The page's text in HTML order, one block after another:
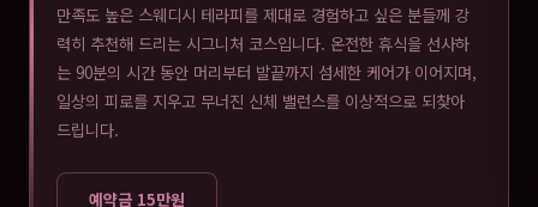
만족도 높은 스웨디시 테라피를 제대로 경험하고 싶은 분들께 강
력히 추천해 드리는 시그니처 코스입니다. 온전한 휴식을 선사하
는 90분의 시간 동안 머리부터 발끝까지 섬세한 케어가 이어지며,
일상의 피로를 지우고 무너진 신체 밸런스를 이상적으로 되찾아
드립니다.
예약금 15만원